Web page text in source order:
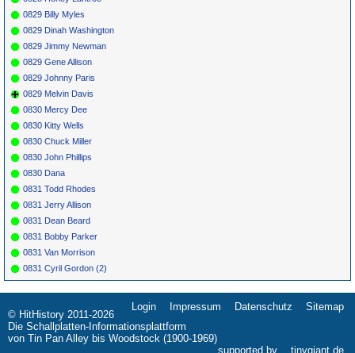
0829 Billy Myles
0829 Dinah Washington
0829 Jimmy Newman
0829 Gene Allison
0829 Johnny Paris
0829 Melvin Davis
0830 Mercy Dee
0830 Kitty Wells
0830 Chuck Miller
0830 John Phillips
0830 Dana
0831 Todd Rhodes
0831 Jerry Allison
0831 Dean Beard
0831 Bobby Parker
0831 Van Morrison
0831 Cyril Gordon (2)
Navigation
überspringen
Login Impressum Datenschutz Sitemap
© HitHistory 2011-2026
Die Schallplatten-Informationsplattform
von Tin Pan Alley bis Woodstock (1900-1969)
supported by
tinygiant.de